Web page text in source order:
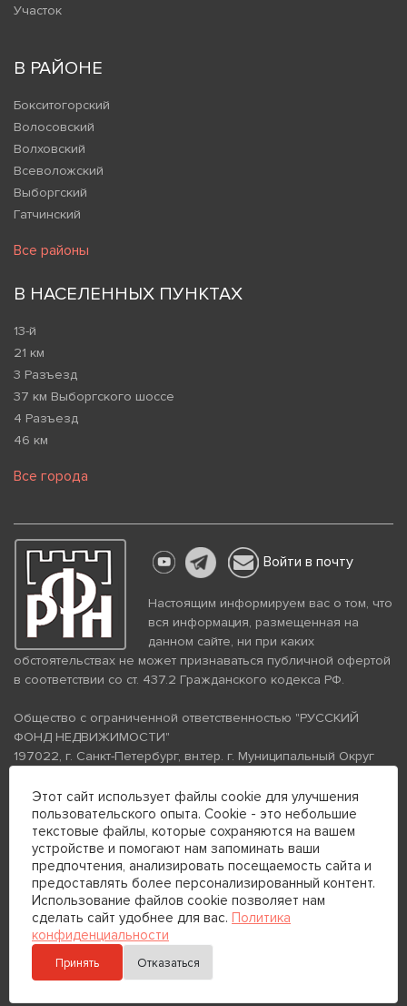
Участок
В РАЙОНЕ
Бокситогорский
Волосовский
Волховский
Всеволожский
Выборгский
Гатчинский
Все районы
В НАСЕЛЕННЫХ ПУНКТАХ
13-й
21 км
3 Разъезд
37 км Выборгского шоссе
4 Разъезд
46 км
Все города
Войти в почту
Настоящим информируем вас о том, что
вся информация, размещенная на
данном сайте, ни при каких
обстоятельствах не может признаваться публичной офертой
в соответствии со ст. 437.2 Гражданского кодекса РФ.
Общество с ограниченной ответственностью "РУССКИЙ
ФОНД НЕДВИЖИМОСТИ"
197022, г. Санкт-Петербург, вн.тер. г. Муниципальный Округ
помещение 26Н, комната 103
ИНН 7813672570 КПП 781301001 ОГРН 1237800058870
Политика конфиденциальности
Политика обработки
персональных данных
Телефон для связи:
+7 (812) 200-99-98
+7 (812) 200-88-89
Отправить сообщение
Этот сайт использует файлы cookie для улучшения
пользовательского опыта. Cookie - это небольшие
текстовые файлы, которые сохраняются на вашем
устройстве и помогают нам запоминать ваши
предпочтения, анализировать посещаемость сайта и
предоставлять более персонализированный контент.
Использование файлов cookie позволяет нам
сделать сайт удобнее для вас. Политика
конфиденциальности
Принять Отказаться